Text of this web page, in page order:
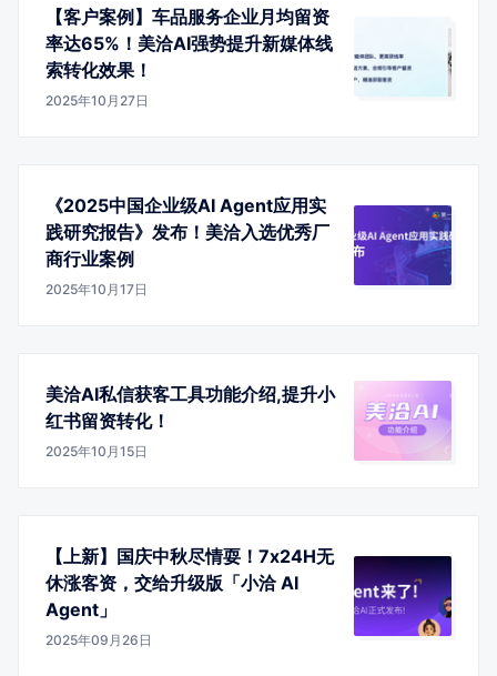
【客户案例】车品服务企业月均留资
率达65%！美洽AI强势提升新媒体线
索转化效果！
2025年10月27日
《2025中国企业级AI Agent应用实
践研究报告》发布！美洽入选优秀厂
商行业案例
2025年10月17日
美洽AI私信获客工具功能介绍,提升小
红书留资转化！
2025年10月15日
【上新】国庆中秋尽情耍！7x24H无
休涨客资，交给升级版「小洽 AI
Agent」
2025年09月26日